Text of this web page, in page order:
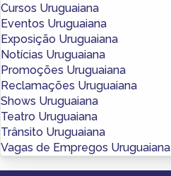
Cursos Uruguaiana
Eventos Uruguaiana
Exposição Uruguaiana
Notícias Uruguaiana
Promoções Uruguaiana
Reclamações Uruguaiana
Shows Uruguaiana
Teatro Uruguaiana
Trânsito Uruguaiana
Vagas de Empregos Uruguaiana